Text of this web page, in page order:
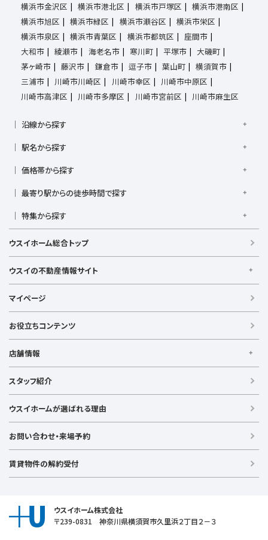
横浜市金沢区
横浜市港北区 横浜市戸塚区
横浜市港南区
横浜市旭区
横浜市緑区 横浜市瀬谷区
横浜市栄区
横浜市泉区
横浜市青葉区 横浜市都筑区
座間市
大和市
綾瀬市 海老名市 寒川町 平塚市
大磯町
茅ヶ崎市
藤沢市 鎌倉市 逗子市 葉山町
横須賀市
三浦市
川崎市川崎区 川崎市幸区
川崎市中原区
川崎市高津区
川崎市多摩区 川崎市宮前区 川崎市麻生区
沿線から探す
横須賀線
湘南新宿ライン高海
小田急江ノ島線
ブルーライン
みなとみらい線
相鉄いずみ野線
相模鉄道新横浜線
江ノ島電鉄
湘南モノレール
駅名から探す
上大岡駅
鴨居駅
港南台駅
小机駅 桜木町駅
根岸駅
平塚駅
横須賀中央駅
横浜駅
価格帯から探す
4,000万円台
5,000万円台
8,000万円台
最寄り駅からの徒歩時間で探す
駅徒歩7分以内
駅徒歩20分以内
駅徒歩21分以上
特集から探す
リフォーム・リノベーション済
日当たり良好
ファミリー向け
南向き・南道路の
ウスイホーム総合トップ
ウスイの不動産情報サイト
【借りる】
賃貸住宅
事業用賃貸
【買う】
新築戸建て
土地
投資物件
ラグジュアリー物件
【売る】
マイページ
お役立ちコンテンツ
店舗情報
【横浜エリア】
金沢文庫店
上大岡店 戸塚店 新横浜店
港北ニュータウン店
【湘南エリア】
追浜店
衣笠店
横須賀中央店
スタッフ紹介
ウスイホームが選ばれる理由
お問い合わせ・来場予約
賃貸物件の解約受付
ウスイホーム株式会社
〒239-0831 神奈川県横須賀市久里浜２丁目２－３